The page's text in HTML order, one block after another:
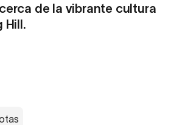
de la vibrante cultura
Hill.